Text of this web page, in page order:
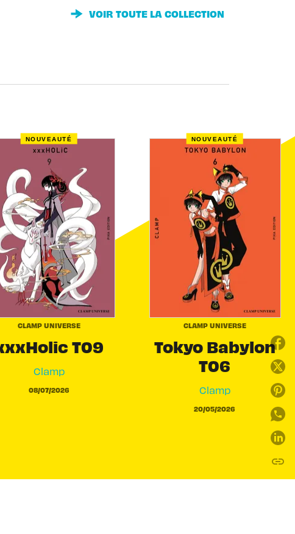
VOIR TOUTE LA COLLECTION
NOUVEAUTÉ
CLAMP UNIVERSE
T09
Clamp
08/07/2026
NOUVEAUTÉ
CLAMP UNIVERSE
Tokyo Babylon
T06
Clamp
20/05/2026
link